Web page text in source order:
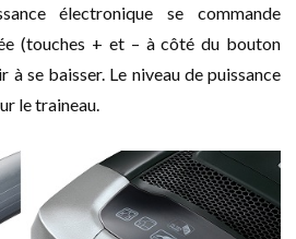
électronique se commande
(touches + et – à côté du bouton
à se baisser. Le niveau de puissance
le traineau.